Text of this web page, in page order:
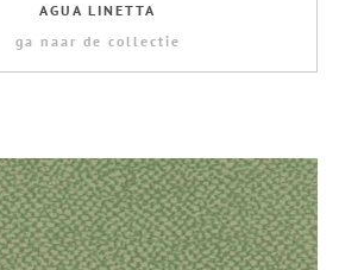
AGUA LINETTA
ga naar de collectie